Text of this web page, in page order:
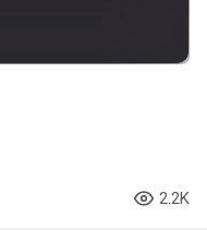
2.2K